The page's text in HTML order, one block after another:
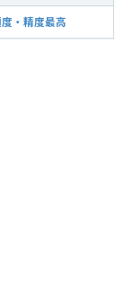
・精度最高